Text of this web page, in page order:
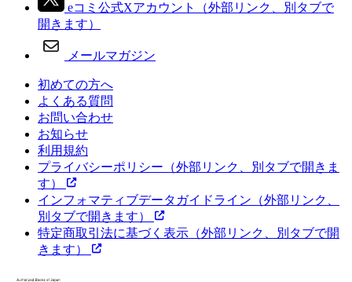
eコミ公式Xアカウント
（外部リンク、別タブで
開きます）
メールマガジン
初めての方へ
よくある質問
お問い合わせ
お知らせ
利用規約
プライバシーポリシー （外部リンク、別タブで開きま
す）
インフォマティブデータガイドライン （外部リンク、
別タブで開きます）
特定商取引法に基づく表示 （外部リンク、別タブで開
きます）